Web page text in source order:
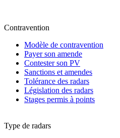
Contravention
Modèle de contravention
Payer son amende
Contester son PV
Sanctions et amendes
Tolérance des radars
Législation des radars
Stages permis à points
Type de radars